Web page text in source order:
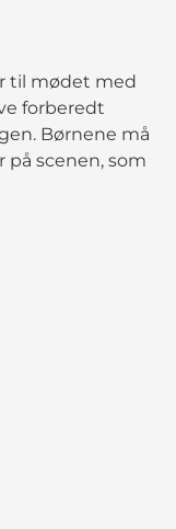
til mødet med
forberedt
Børnene må
scenen, som